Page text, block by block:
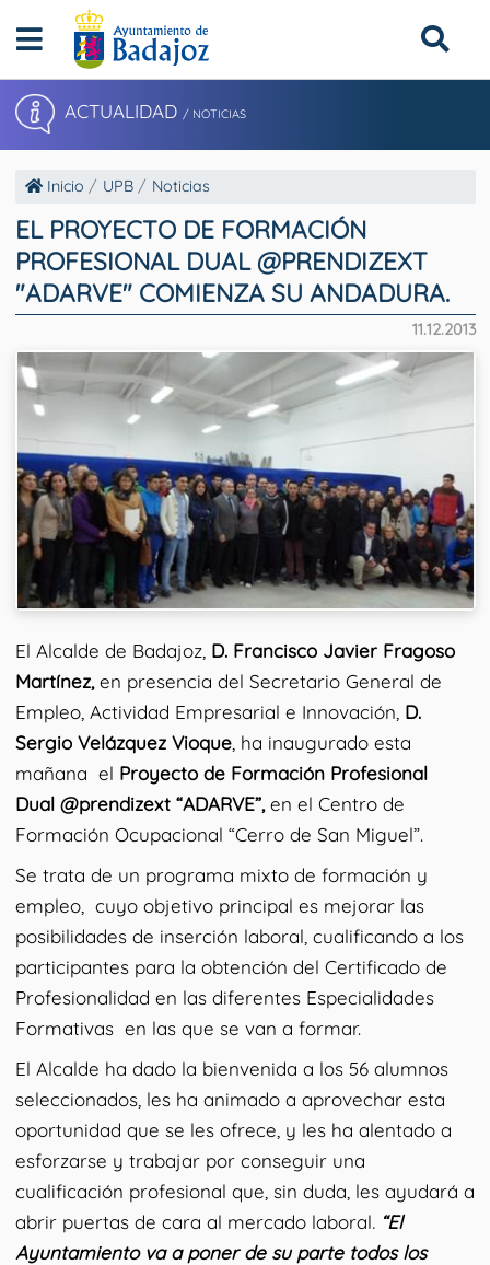
ACTUALIDAD / NOTICIAS
Inicio UPB Noticias
EL PROYECTO DE FORMACIÓN
PROFESIONAL DUAL @PRENDIZEXT
"ADARVE" COMIENZA SU ANDADURA.
11.12.2013
El Alcalde de Badajoz, D. Francisco Javier Fragoso
Martínez, en presencia del Secretario General de
Empleo, Actividad Empresarial e Innovación, D.
Sergio Velázquez Vioque, ha inaugurado esta
mañana el Proyecto de Formación Profesional
Dual @prendizext “ADARVE”, en el Centro de
Formación Ocupacional “Cerro de San Miguel”.
Se trata de un programa mixto de formación y
empleo, cuyo objetivo principal es mejorar las
posibilidades de inserción laboral, cualificando a los
participantes para la obtención del Certificado de
Profesionalidad en las diferentes Especialidades
Formativas en las que se van a formar.
El Alcalde ha dado la bienvenida a los 56 alumnos
seleccionados, les ha animado a aprovechar esta
oportunidad que se les ofrece, y les ha alentado a
esforzarse y trabajar por conseguir una
cualificación profesional que, sin duda, les ayudará a
abrir puertas de cara al mercado laboral. “El
Ayuntamiento va a poner de su parte todos los